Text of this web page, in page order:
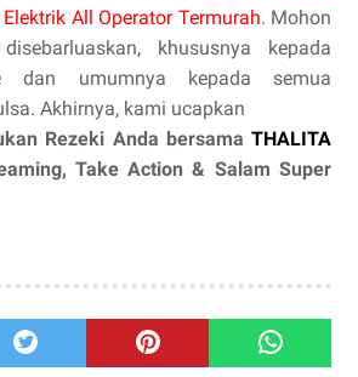
All Operator Termurah. Mohon
khususnya kepada
dan umumnya kepada semua
Akhirnya, kami ucapkan
Rezeki Anda bersama THALITA
Take Action & Salam Super